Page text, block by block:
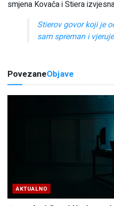
smjena Kovača i Stiera
Stierov govor koji je
sam spreman i
PovezaneObjave
AKTUALNO